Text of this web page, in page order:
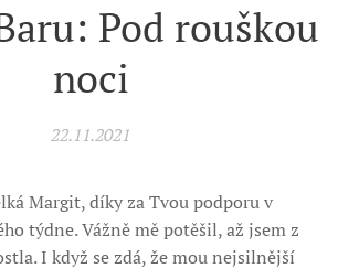
Pod rouškou
noci
22.11.2021
Margit, díky za Tvou podporu v
týdne. Vážně mě potěšil, až jsem z
I když se zdá, že mou nejsilnější